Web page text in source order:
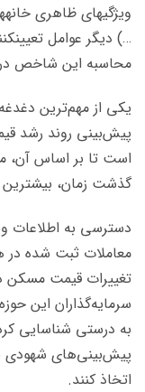
محاسبه این شاخص
یکی از مهم‌ترین
پیش‌بینی روند رشد
است تا بر اساس آن،
گذشت زمان،
دسترسی به اطلاعات
معاملات ثبت شده در
تغییرات قیمت مسکن
سرمایه‌گذاران این
به درستی شناسایی
پیش‌بینی‌های شهودی
اتخاذ کنند.